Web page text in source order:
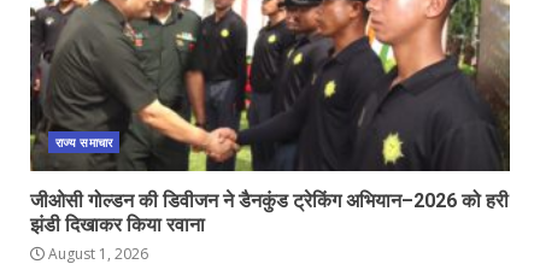
राज्य समाचार
जीओसी गोल्डन की डिवीजन ने डैनकुंड ट्रेकिंग अभियान–2026 को हरी
झंडी दिखाकर किया रवाना
August 1, 2026